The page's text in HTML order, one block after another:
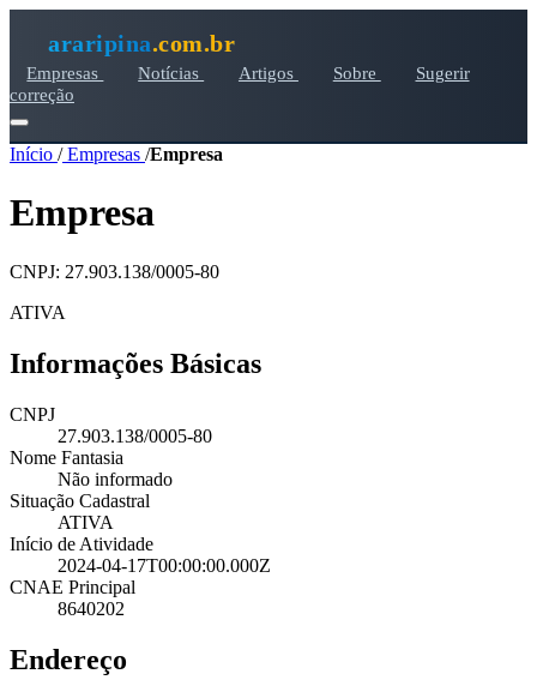
araripina.com.br
Empresas Notícias Artigos Sobre
Sugerir
correção
Início /Empresas /Empresa
Empresa
CNPJ: 27.903.138/0005-80
ATIVA
Informações Básicas
CNPJ
27.903.138/0005-80
Nome Fantasia
Não informado
Situação Cadastral
ATIVA
Início de Atividade
2024-04-17T00:00:00.000Z
CNAE Principal
8640202
Endereço